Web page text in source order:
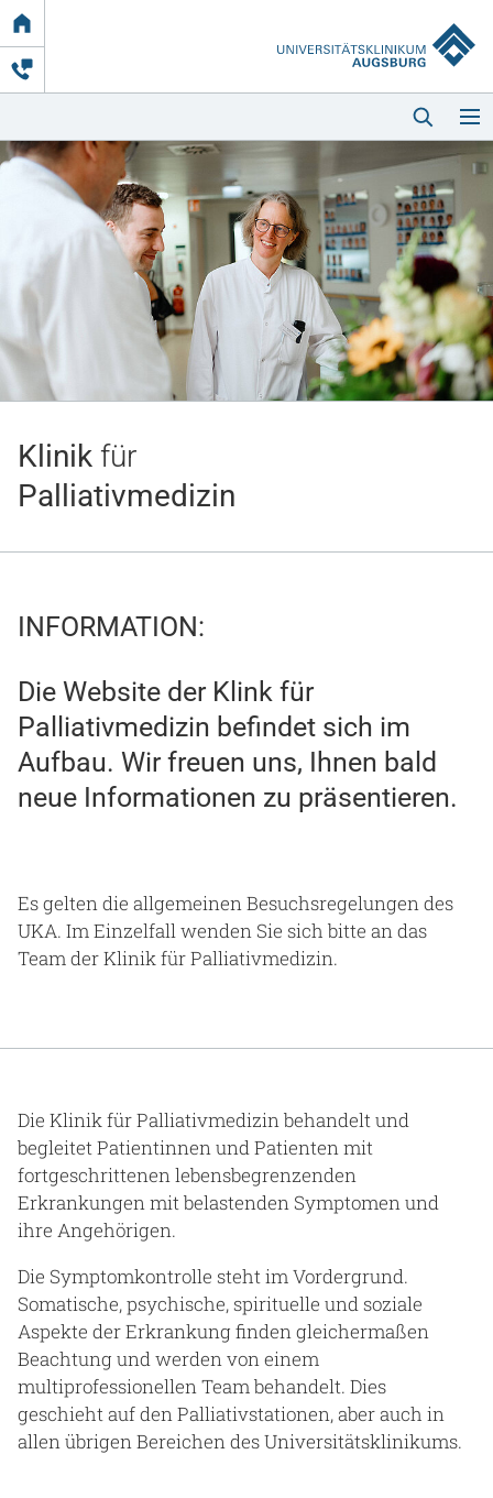
Link
zur
Startseite
Startseite
Kliniken & Einrichtungen
Beruf & Karriere
Notaufnahme
Anreise
Klinik für
Palliativmedizin
INFORMATION:
Die Website der Klink für
Palliativmedizin befindet sich im
Aufbau. Wir freuen uns, Ihnen bald
neue Informationen zu präsentieren.
Es gelten die allgemeinen Besuchsregelungen des
UKA. Im Einzelfall wenden Sie sich bitte an das
Team der Klinik für Palliativmedizin.
Die Klinik für Palliativmedizin behandelt und
begleitet Patientinnen und Patienten mit
fortgeschrittenen lebensbegrenzenden
Erkrankungen mit belastenden Symptomen und
ihre Angehörigen.
Die Symptomkontrolle steht im Vordergrund.
Somatische, psychische, spirituelle und soziale
Aspekte der Erkrankung finden gleichermaßen
Beachtung und werden von einem
multiprofessionellen Team behandelt. Dies
geschieht auf den Palliativstationen, aber auch in
allen übrigen Bereichen des Universitätsklinikums.